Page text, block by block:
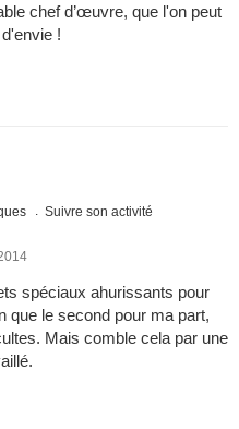
chef d’œuvre, que l'on peut
!
Suivre son activité
spéciaux ahurissants pour
que le second pour ma part,
Mais comble cela par une